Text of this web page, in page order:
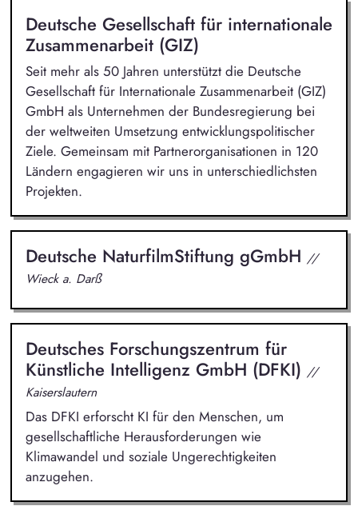
Deutsche Gesellschaft für internationale
Zusammenarbeit (GIZ)
Seit mehr als 50 Jahren unterstützt die Deutsche
Gesellschaft für Internationale Zusammenarbeit (GIZ)
GmbH als Unternehmen der Bundesregierung bei
der weltweiten Umsetzung entwicklungspolitischer
Ziele. Gemeinsam mit Partnerorganisationen in 120
Ländern engagieren wir uns in unterschiedlichsten
Projekten.
Deutsche NaturfilmStiftung gGmbH //
Wieck a. Darß
Deutsches Forschungszentrum für
Künstliche Intelligenz GmbH (DFKI) //
Kaiserslautern
Das DFKI erforscht KI für den Menschen, um
gesellschaftliche Herausforderungen wie
Klimawandel und soziale Ungerechtigkeiten
anzugehen.